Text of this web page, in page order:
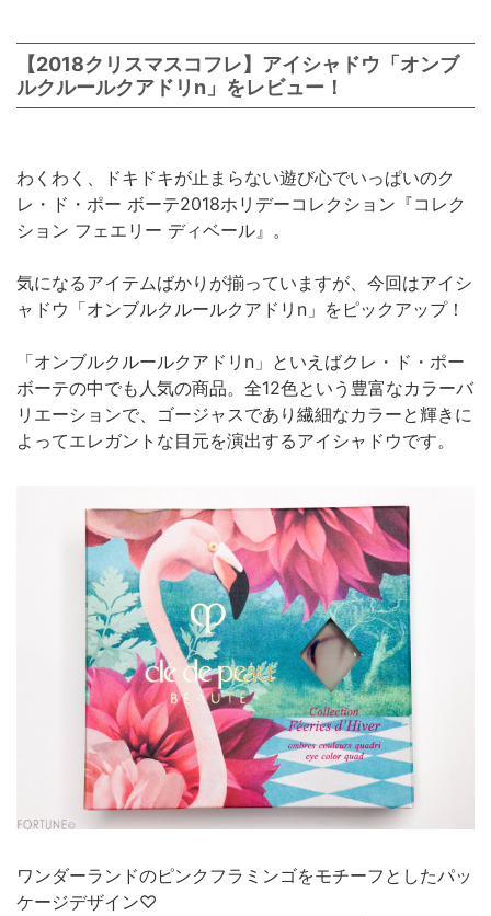
【2018クリスマスコフレ】アイシャドウ「オンブ
ルクルールクアドリn」をレビュー！
わくわく、ドキドキが止まらない遊び心でいっぱいのク
レ・ド・ポー ボーテ2018ホリデーコレクション『コレク
ション フェエリー ディベール』。
気になるアイテムばかりが揃っていますが、今回はアイシ
ャドウ「オンブルクルールクアドリn」をピックアップ！
「オンブルクルールクアドリn」といえばクレ・ド・ポー
ボーテの中でも人気の商品。全12色という豊富なカラーバ
リエーションで、ゴージャスであり繊細なカラーと輝きに
よってエレガントな目元を演出するアイシャドウです。
ワンダーランドのピンクフラミンゴをモチーフとしたパッ
ケージデザイン♡